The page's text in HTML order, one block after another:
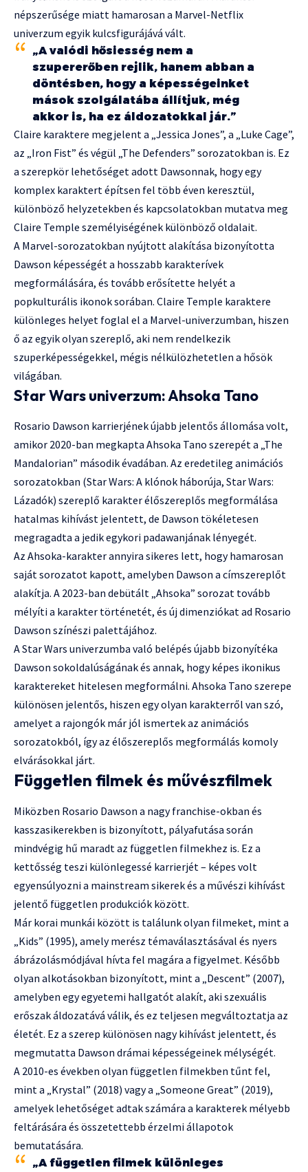
népszerűsége miatt hamarosan a Marvel-Netflix
univerzum egyik kulcsfigurájává vált.
„A valódi hősiesség nem a
szupererőben rejlik, hanem abban a
döntésben, hogy a képességeinket
mások szolgálatába állítjuk, még
akkor is, ha ez áldozatokkal jár.”
Claire karaktere megjelent a „Jessica Jones”, a „Luke Cage”,
az „Iron Fist” és végül „The Defenders” sorozatokban is. Ez
a szerepkör lehetőséget adott Dawsonnak, hogy egy
komplex karaktert építsen fel több éven keresztül,
különböző helyzetekben és kapcsolatokban mutatva meg
Claire Temple személyiségének különböző oldalait.
A Marvel-sorozatokban nyújtott alakítása bizonyította
Dawson képességét a hosszabb karakterívek
megformálására, és tovább erősítette helyét a
popkulturális ikonok sorában. Claire Temple karaktere
különleges helyet foglal el a Marvel-univerzumban, hiszen
ő az egyik olyan szereplő, aki nem rendelkezik
szuperképességekkel, mégis nélkülözhetetlen a hősök
világában.
Star Wars univerzum: Ahsoka Tano
Rosario Dawson karrierjének újabb jelentős állomása volt,
amikor 2020-ban megkapta Ahsoka Tano szerepét a „The
Mandalorian” második évadában. Az eredetileg animációs
sorozatokban (Star Wars: A klónok háborúja, Star Wars:
Lázadók) szereplő karakter élőszereplős megformálása
hatalmas kihívást jelentett, de Dawson tökéletesen
megragadta a jedik egykori padawanjának lényegét.
Az Ahsoka-karakter annyira sikeres lett, hogy hamarosan
saját sorozatot kapott, amelyben Dawson a címszereplőt
alakítja. A 2023-ban debütált „Ahsoka” sorozat tovább
mélyíti a karakter történetét, és új dimenziókat ad Rosario
Dawson színészi palettájához.
A Star Wars univerzumba való belépés újabb bizonyítéka
Dawson sokoldalúságának és annak, hogy képes ikonikus
karaktereket hitelesen megformálni. Ahsoka Tano szerepe
különösen jelentős, hiszen egy olyan karakterről van szó,
amelyet a rajongók már jól ismertek az animációs
sorozatokból, így az élőszereplős megformálás komoly
elvárásokkal járt.
Független filmek és művészfilmek
Miközben Rosario Dawson a nagy franchise-okban és
kasszasikerekben is bizonyított, pályafutása során
mindvégig hű maradt az független filmekhez is. Ez a
kettősség teszi különlegessé karrierjét – képes volt
egyensúlyozni a mainstream sikerek és a művészi kihívást
jelentő független produkciók között.
Már korai munkái között is találunk olyan filmeket, mint a
„Kids” (1995), amely merész témaválasztásával és nyers
ábrázolásmódjával hívta fel magára a figyelmet. Később
olyan alkotásokban bizonyított, mint a „Descent” (2007),
amelyben egy egyetemi hallgatót alakít, aki szexuális
erőszak áldozatává válik, és ez teljesen megváltoztatja az
életét. Ez a szerep különösen nagy kihívást jelentett, és
megmutatta Dawson drámai képességeinek mélységét.
A 2010-es években olyan független filmekben tűnt fel,
mint a „Krystal” (2018) vagy a „Someone Great” (2019),
amelyek lehetőséget adtak számára a karakterek mélyebb
feltárására és összetettebb érzelmi állapotok
bemutatására.
„A független filmek különleges